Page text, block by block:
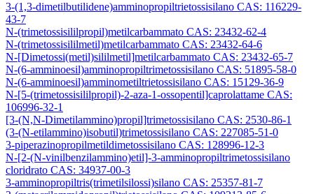
3-(1,3-dimetilbutilidene)amminopropiltrietossisilano CAS: 116229-
43-7
N-(trimetossisililpropil)metilcarbammato CAS: 23432-62-4
N-(trimetossisililmetil)metilcarbammato CAS: 23432-64-6
N-[Dimetossi(metil)sililmetil]metilcarbammato CAS: 23432-65-7
N-(6-amminoesil)amminopropiltrimetossisilano CAS: 51895-58-0
N-(6-amminoesil)amminometiltrietossisilano CAS: 15129-36-9
N-[5-(trimetossisililpropil)-2-aza-1-ossopentil]caprolattame CAS:
106996-32-1
[3-(N,N-Dimetilammino)propil]trimetossisilano CAS: 2530-86-1
(3-(N-etilammino)isobutil)trimetossisilano CAS: 227085-51-0
3-piperazinopropilmetildimetossisilano CAS: 128996-12-3
N-[2-(N-vinilbenzilammino)etil]-3-amminopropiltrimetossisilano
cloridrato CAS: 34937-00-3
3-amminopropiltris(trimetilsilossi)silano CAS: 25357-81-7